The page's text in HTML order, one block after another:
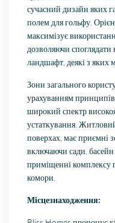
сучасний дизайн яких
полем для гольфу.
максимізує
дозволяючи
ландшафт, деякі з яких
Зони загального
урахуванням
широкий спектр
устаткування.
поверхах, має приємні
включаючи сади,
приміщенні комплексу
комори.
Місцезнаходження: